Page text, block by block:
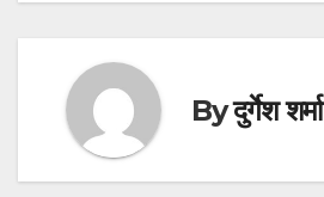
Byदुर्गेश शर्मा